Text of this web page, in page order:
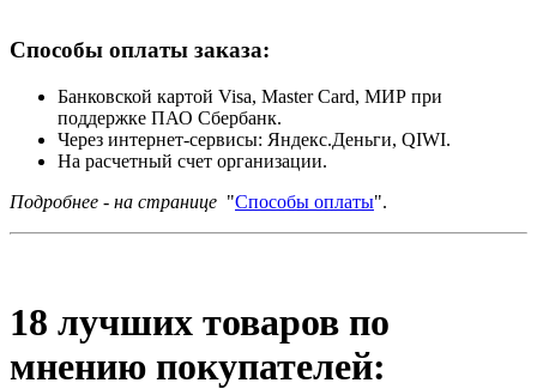
Способы оплаты заказа:
Банковской картой Visa, Master Card, МИР при
поддержке ПАО Сбербанк.
Через интернет-сервисы: Яндекс.Деньги, QIWI.
На расчетный счет организации.
Подробнее - на странице "Способы оплаты".
18 лучших товаров по
мнению покупателей: